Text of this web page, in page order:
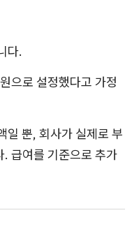
다.
으로 설정했다고 가정
일 뿐, 회사가 실제로 부
급여를 기준으로 추가